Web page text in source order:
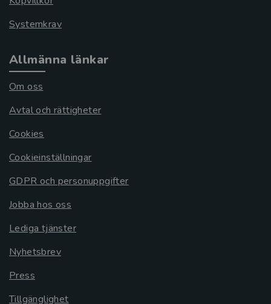
Systemkrav
Allmänna länkar
Om oss
Avtal och rättigheter
Cookies
Cookieinställningar
GDPR och personuppgifter
Jobba hos oss
Lediga tjänster
Nyhetsbrev
Press
Tillgänglighet